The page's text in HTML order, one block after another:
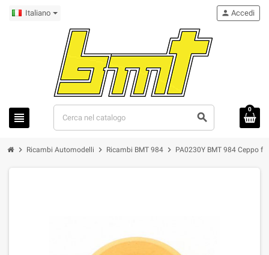
Italiano
view_headline search
person Accedi
0
chevron_right Ricambi Automodelli chevron_right Ricambi BMT 984 chevron_right PA0230Y BMT 984 Ceppo